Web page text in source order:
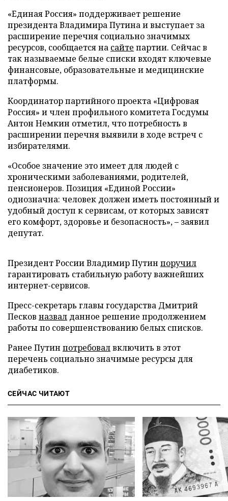
«Единая Россия» поддерживает решение
президента Владимира Путина и выступает за
расширение перечня социально значимых
ресурсов, сообщается на сайте партии. Сейчас в
так называемые белые списки входят ключевые
финансовые, образовательные и медицинские
платформы.
Координатор партийного проекта «Цифровая
Россия» и член профильного комитета Госдумы
Антон Немкин отметил, что потребность в
расширении перечня выявили в ходе встреч с
избирателями.
«Особое значение это имеет для людей с
хроническими заболеваниями, родителей,
пенсионеров. Позиция «Единой России»
однозначна: человек должен иметь постоянный и
удобный доступ к сервисам, от которых зависят
его комфорт, здоровье и безопасность», – заявил
депутат.
Президент России Владимир Путин поручил
гарантировать стабильную работу важнейших
интернет-сервисов.
Пресс-секретарь главы государства Дмитрий
Песков назвал данное решение продолжением
работы по совершенствованию белых списков.
Ранее Путин потребовалвключить в этот
перечень социально значимые ресурсы для
диабетиков.
СЕЙЧАС ЧИТАЮТ